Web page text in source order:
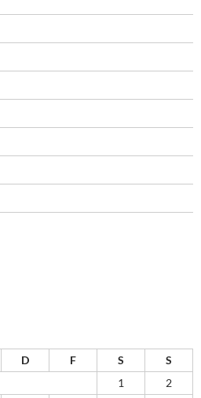
D F S
S
1
2